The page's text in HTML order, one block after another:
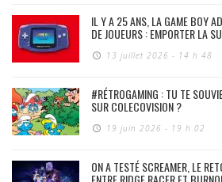
IL Y A 25 ANS, LA GAME BOY
DE JOUEURS : EMPORTER LA
13 juillet 2026 - 14 h 48
#RÉTROGAMING : TU TE
SUR COLECOVISION ?
19 juin 2026 - 19 h 02
ON A TESTÉ SCREAMER, LE